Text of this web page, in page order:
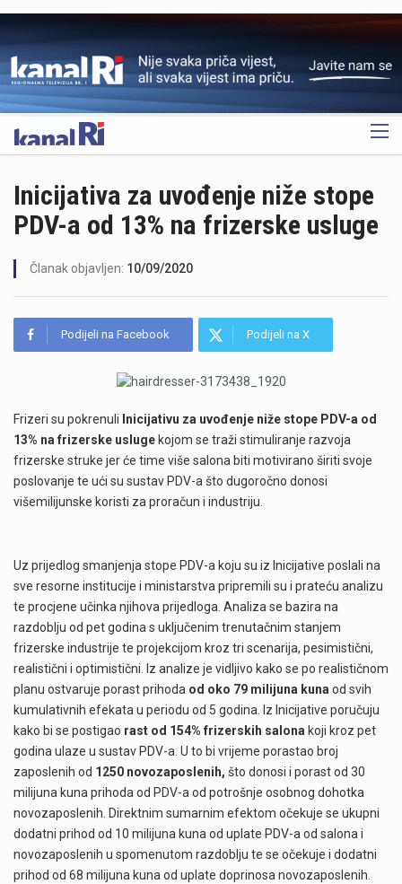
OGLAS
Inicijativa za uvođenje niže stope
PDV-a od 13% na frizerske usluge
Članak objavljen: 10/09/2020
Podijeli na Facebook Podijeli na X
Frizeri su pokrenuli Inicijativu za uvođenje niže stope PDV-a od
13% na frizerske usluge kojom se traži stimuliranje razvoja
frizerske struke jer će time više salona biti motivirano širiti svoje
poslovanje te ući su sustav PDV-a što dugoročno donosi
višemilijunske koristi za proračun i industriju.
Uz prijedlog smanjenja stope PDV-a koju su iz Inicijative poslali na
sve resorne institucije i ministarstva pripremili su i prateću analizu
te procjene učinka njihova prijedloga. Analiza se bazira na
razdoblju od pet godina s uključenim trenutačnim stanjem
frizerske industrije te projekcijom kroz tri scenarija, pesimistični,
realistični i optimistični. Iz analize je vidljivo kako se po realističnom
planu ostvaruje porast prihoda od oko 79 milijuna kuna od svih
kumulativnih efekata u periodu od 5 godina. Iz Inicijative poručuju
kako bi se postigao rast od 154% frizerskih salona koji kroz pet
godina ulaze u sustav PDV-a. U to bi vrijeme porastao broj
zaposlenih od 1250 novozaposlenih, što donosi i porast od 30
milijuna kuna prihoda od PDV-a od potrošnje osobnog dohotka
novozaposlenih. Direktnim sumarnim efektom očekuje se ukupni
dodatni prihod od 10 milijuna kuna od uplate PDV-a od salona i
novozaposlenih u spomenutom razdoblju te se očekuje i dodatni
prihod od 68 milijuna kuna od uplate doprinosa novozaposlenih.